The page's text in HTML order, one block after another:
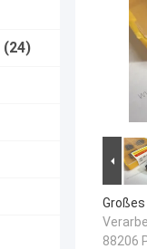
(24)
Großes
88206